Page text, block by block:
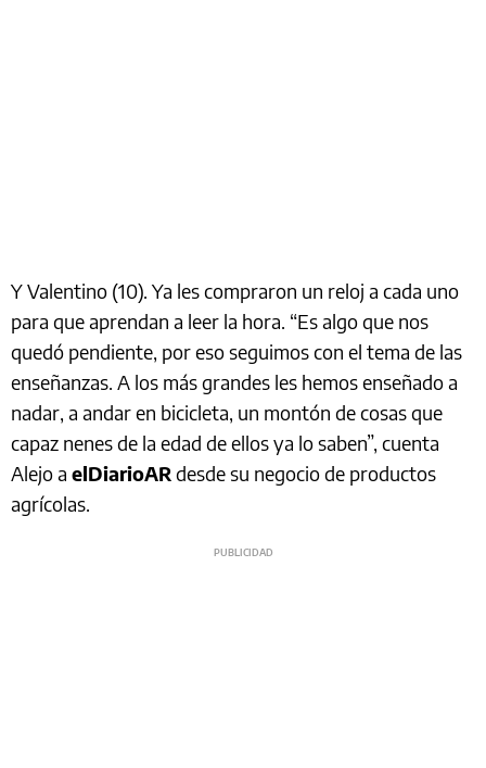
Y Valentino (10). Ya les compraron un reloj a cada uno
para que aprendan a leer la hora. “Es algo que nos
quedó pendiente, por eso seguimos con el tema de las
enseñanzas. A los más grandes les hemos enseñado a
nadar, a andar en bicicleta, un montón de cosas que
capaz nenes de la edad de ellos ya lo saben”, cuenta
Alejo a elDiarioARdesde su negocio de productos
agrícolas.